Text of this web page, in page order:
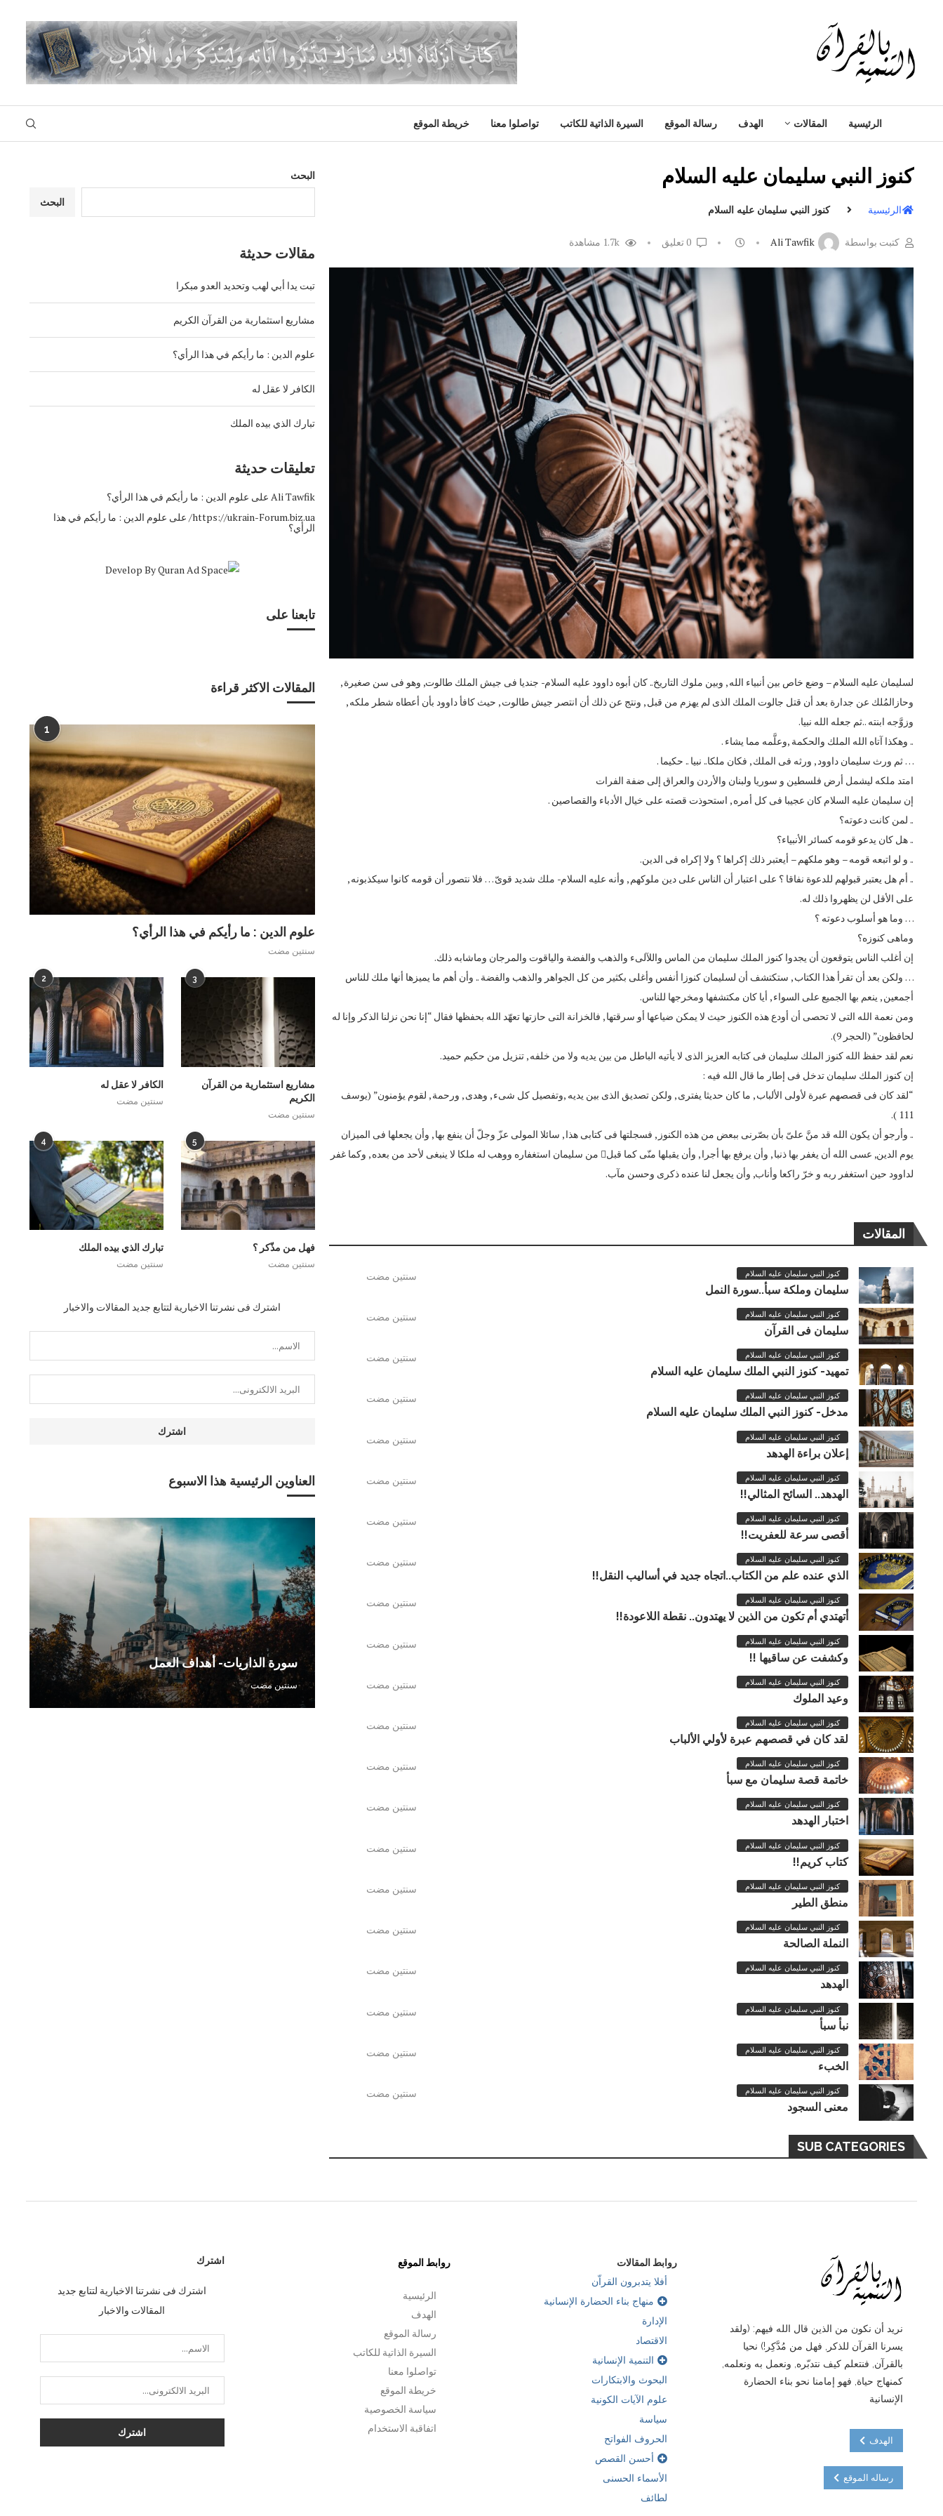
الرئيسية المقالات الهدف رسالة الموقع السيرة الذاتية للكاتب تواصلوا معنا خريطة الموقع
كنوز النبي سليمان عليه السلام
الرئيسية كنوز النبي سليمان عليه السلام
كتبت بواسطة Ali Tawfik
1.7k مشاهدة
لسليمان عليه السلام – وضع خاص بين أنبياء الله , وبين ملوك التاريخ.. كان أبوه داوود عليه السلام- جنديا فى جيش الملك طالوت, وهو فى سن صغيرة ,
وحازالمُلك عن جدارة بعد أن قتل جالوت الملك الذى لم يهزم من قبل , ونتج عن ذلك أن انتصر جيش طالوت , حيث كافأ داوود بأن أعطاه شطر ملكه ,
وزوَّجه ابنته ..ثم جعله الله نبيا.
.. وهكذا آتاه الله الملك والحكمة ,وعلَّمه مما يشاء .
… ثم ورث سليمان داوود , ورثه فى الملك , فكان ملكا.. نبيا .. حكيما .
امتد ملكه ليشمل أرض فلسطين و سوريا ولبنان والأردن والعراق إلى ضفة الفرات
إن سليمان عليه السلام كان عجيبا فى كل أمره , استحوذت قصته على خيال الأدباء والقصاصين .
.. لمن كانت دعوته؟
.. هل كان يدعو قومه كسائر الأنبياء؟
.. و لو اتبعه قومه – وهو ملكهم – أيعتبر ذلك إكراها ؟ ولا إكراه فى الدين.
.. أم هل يعتبر قبولهم للدعوة نفاقا ؟ على اعتبار أن الناس على دين ملوكهم , وأنه عليه السلام- ملك شديد قوىّ … فلا نتصور أن قومه كانوا سيكذبونه ,
على الأقل لن يظهروا ذلك له.
… وما هو أسلوب دعوته ؟
وماهى كنوزه؟
إن أغلب الناس يتوقعون أن يجدوا كنوز الملك سليمان من الماس واللآلىء والذهب والفضة والياقوت والمرجان وماشابه ذلك.
… ولكن بعد أن تقرأ هذا الكتاب , ستكتشف أن لسليمان كنوزا أنفس وأغلى بكثير من كل الجواهر والذهب والفضة .. وأن أهم ما يميزها أنها ملك للناس
أجمعين , ينعم بها الجميع على السواء , أيا كان مكتشفها ومخرجها للناس.
ومن نعمة الله التى لا تحصى أن أودع هذه الكنوز حيث لا يمكن ضياعها أو سرقتها , فالخزانة التى حازتها تعهّد الله بحفظها فقال “إنا نحن نزلنا الذكر وإنا له
لحافظون” (الحجر 9).
نعم لقد حفظ الله كنوز الملك سليمان فى كتابه العزيز الذى لا يأتيه الباطل من بين يديه ولا من خلفه , تنزيل من حكيم حميد.
إن كنوز الملك سليمان تدخل فى إطار ما قال الله فيه :
“لقد كان فى قصصهم عبرة لأولى الألباب , ما كان حديثا يفترى , ولكن تصديق الذى بين يديه ,وتفصيل كل شىء , وهدى , ورحمة , لقوم يؤمنون” (يوسف
111 ).
.. وأرجو أن يكون الله قد منَّ علىّ بأن بصّرنى ببعض من هذه الكنوز , فسجلتها فى كتابى هذا , سائلا المولى عزّ وجلّ أن ينفع بها , وأن يجعلها فى الميزان
يوم الدين, عسى الله أن يغفر بها ذنبا , وأن يرفع بها أجرا , وأن يقبلها منّى كما قبل من سليمان استغفاره ووهب له ملكا لا ينبغى لأحد من بعده , وكما غفر
لداوود حين استغفر ربه و خرّ راكعا وأناب, وأن يجعل لنا عنده ذكرى وحسن مآب.
المقالات
سنتين مضت كنوز النبي سليمان عليه السلام
سليمان وملكة سبأ..سورة النمل
سنتين مضت كنوز النبي سليمان عليه السلام
سليمان فى القرآن
سنتين مضت كنوز النبي سليمان عليه السلام
تمهيد- كنوز النبي الملك سليمان عليه السلام
سنتين مضت كنوز النبي سليمان عليه السلام
مدخل- كنوز النبي الملك سليمان عليه السلام
سنتين مضت كنوز النبي سليمان عليه السلام
إعلان براءة الهدهد
سنتين مضت كنوز النبي سليمان عليه السلام
الهدهد.. السائح المثالي!!
سنتين مضت كنوز النبي سليمان عليه السلام
أقصى سرعة للعفريت!!
سنتين مضت كنوز النبي سليمان عليه السلام
الذي عنده علم من الكتاب..اتجاه جديد في أساليب النقل!!
سنتين مضت كنوز النبي سليمان عليه السلام
أتهتدي أم تكون من الذين لا يهتدون.. نقطة اللاعودة!!
سنتين مضت كنوز النبي سليمان عليه السلام
وكشفت عن ساقيها !!
سنتين مضت كنوز النبي سليمان عليه السلام
وعيد الملوك
سنتين مضت كنوز النبي سليمان عليه السلام
لقد كان في قصصهم عبرة لأولي الألباب
سنتين مضت كنوز النبي سليمان عليه السلام
خاتمة قصة سليمان مع سبأ
سنتين مضت كنوز النبي سليمان عليه السلام
اختبار الهدهد
سنتين مضت كنوز النبي سليمان عليه السلام
كتاب كريم!!
سنتين مضت كنوز النبي سليمان عليه السلام
منطق الطير
سنتين مضت كنوز النبي سليمان عليه السلام
النملة الصالحة
سنتين مضت كنوز النبي سليمان عليه السلام
الهدهد
سنتين مضت كنوز النبي سليمان عليه السلام
نبأ سبأ
سنتين مضت كنوز النبي سليمان عليه السلام
الخبء
سنتين مضت كنوز النبي سليمان عليه السلام
معنى السجود
SUB CATEGORIES
البحث
البحث
مقالات حديثة
تبت يدا أبي لهب وتحديد العدو مبكرا
مشاريع استثمارية من القرآن الكريم
علوم الدين : ما رأيكم في هذا الرأي؟
الكافر لا عقل له
تبارك الذي بيده الملك
تعليقات حديثة
Ali Tawfik على علوم الدين : ما رأيكم في هذا الرأي؟
https://ukrain-Forum.biz.ua/ على علوم الدين : ما رأيكم في هذا
الرأي؟
تابعنا على
المقالات الاكثر قراءة
1
علوم الدين : ما رأيكم في هذا الرأي؟
سنتين مضت
2
الكافر لا عقل له
سنتين مضت
3
مشاريع استثمارية من القرآن
الكريم
سنتين مضت
4
تبارك الذي بيده الملك
سنتين مضت
5
فهل من مذّكر ؟
سنتين مضت
اشترك فى نشرتنا الاخبارية لتتابع جديد المقالات والاخبار
العناوين الرئيسية هذا الاسبوع
إبراهيم عليه السلام..الفتى الصالح
سنتين مضت
سورة الذاريات- أهداف العمل
سنتين مضت
نريد أن نكون من الذين قال الله فيهم: (ولقد
يسرنا القرآن للذكر, فهل من مُدَّكِر!) نحيا
بالقرآن, فنتعلم كيف نتدبّره, ونعمل به ونعلمه,
كمنهاج حياة, فهو إمامنا نحو بناء الحضارة
الإنسانية
الهدف
رساله الموقع
روابط المقالات
أفلا يتدبرون القراّن
منهاج بناء الحضارة الإنسانية
الإدارة
الاقتصاد
التنمية الإنسانية
البحوث والابتكارات
علوم الآيات الكونية
سياسة
الحروف الفواتح
أحسن القصص
الأسماء الحسنى
لطائف
روابط الموقع
الرئيسية
الهدف
رسالة الموقع
السيرة الذاتية للكاتب
تواصلوا معنا
خريطة الموقع
سياسة الخصوصية
اتفاقبة الاستخدام
اشترك
اشترك فى نشرتنا الاخبارية لتتابع جديد
المقالات والاخبار